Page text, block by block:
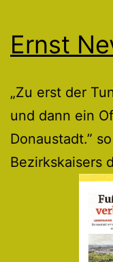
Ernst
„Zu erst der
und dann ein
Donaustadt.”
Bezirkskaisers